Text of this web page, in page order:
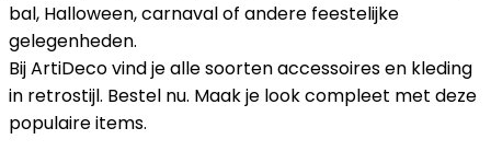
bal, Halloween, carnaval of andere feestelijke
gelegenheden.
Bij ArtiDeco vind je alle soorten accessoires en kleding
in retrostijl. Bestel nu. Maak je look compleet met deze
populaire items.